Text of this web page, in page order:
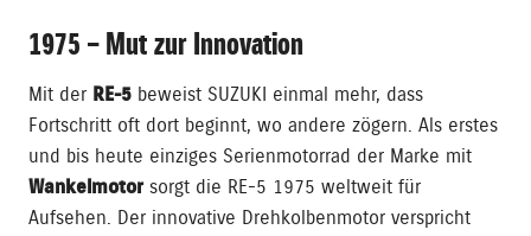
1975 – Mut zur Innovation
Mit der RE-5 beweist SUZUKI einmal mehr, dass
Fortschritt oft dort beginnt, wo andere zögern. Als erstes
und bis heute einziges Serienmotorrad der Marke mit
Wankelmotorsorgt die RE-5 1975 weltweit für
Aufsehen. Der innovative Drehkolbenmotor verspricht